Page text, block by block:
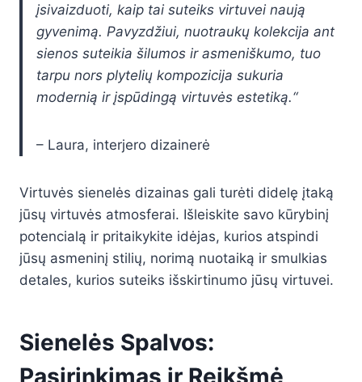
įsivaizduoti, kaip tai suteiks virtuvei naują
gyvenimą. Pavyzdžiui, nuotraukų kolekcija ant
sienos suteikia šilumos ir asmeniškumo, tuo
tarpu nors plytelių kompozicija sukuria
modernią ir įspūdingą virtuvės estetiką.“
– Laura, interjero dizainerė
Virtuvės sienelės dizainas gali turėti didelę įtaką
jūsų virtuvės atmosferai. Išleiskite savo kūrybinį
potencialą ir pritaikykite idėjas, kurios atspindi
jūsų asmeninį stilių, norimą nuotaiką ir smulkias
detales, kurios suteiks išskirtinumo jūsų virtuvei.
Sienelės Spalvos:
Pasirinkimas ir Reikšmė